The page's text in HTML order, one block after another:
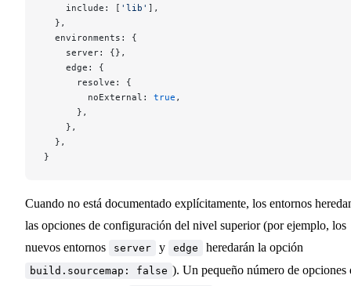
    include: [
'lib' ],
  },
  environments: {
    server: {},
    edge: {
      resolve: {
        noExternal:
true ,
      },
    },
  },
}
Cuando no está documentado explícitamente, los entornos
las opciones de configuración del nivel superior (por ejemplo, los
nuevos entornos
server y edge heredarán la opción
build.sourcemap: false ). Un pequeño número de opciones